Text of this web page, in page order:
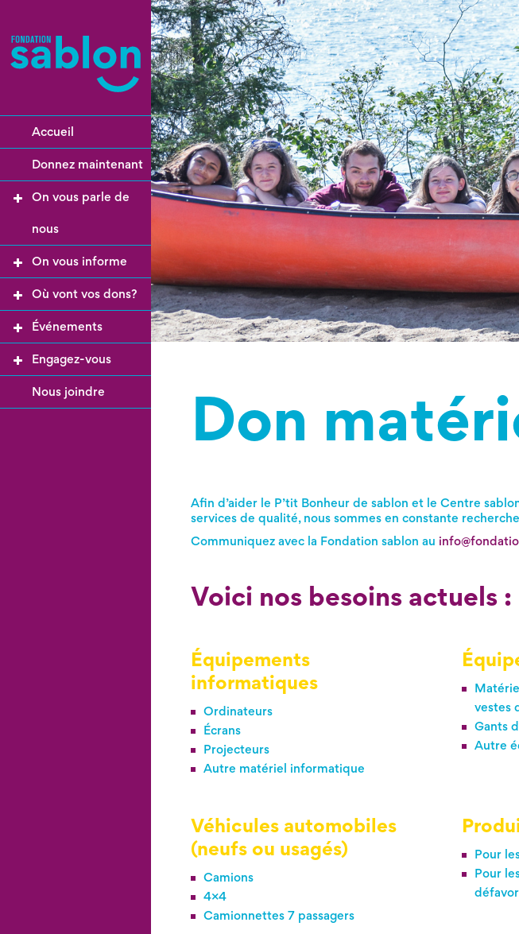
Accueil
Donnez maintenant
On vous parle de
nous
On vous informe
Où vont vos dons?
Événements
Engagez-vous
Nous joindre Don
Afin d’aider le P’tit Bonheur de sablon et le Centre
services de qualité, nous sommes en constante
Communiquez avec la Fondation sablon au
Voici nos besoins actuels :
Équipements
informatiques
Ordinateurs
Écrans
Projecteurs
Autre matériel informatique
vestes
Gants
Autre
Véhicules automobiles
(neufs ou usagés)
Camions
4×4
Camionnettes 7 passagers
Pour
Pour